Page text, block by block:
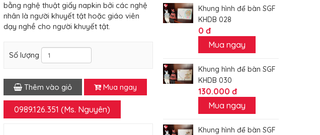
bằng nghệ thuật giấy napkin bởi các nghệ
nhân là người khuyết tật hoặc giáo viên
dạy nghề cho người khuyết tật.
Số lượng
Thêm vào giỏ Mua ngay
0989.126.351 (Ms. Nguyên)
Khung hình để bàn SGF
KHDB 028
0 đ
Mua ngay
Khung hình để bàn SGF
KHDB 030
130.000 đ
Mua ngay
Khung hình để bàn SGF